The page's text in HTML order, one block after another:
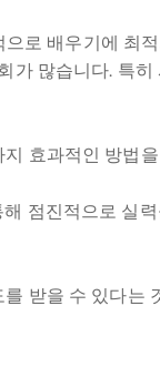
로 배우기에 최
많습니다. 특
효과적인 방법
점진적으로 실
받을 수 있다는